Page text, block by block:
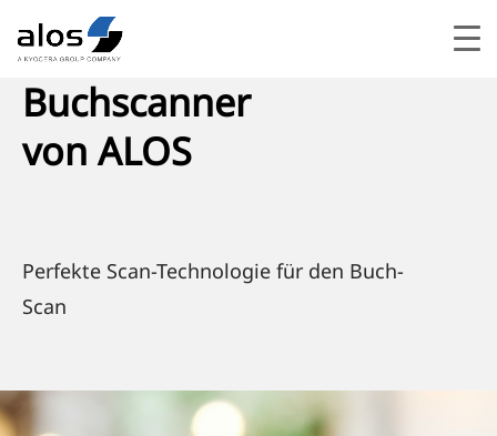
Buchscanner
von ALOS
Per­fek­te Scan-Tech­no­lo­gie für den Buch-
Scan